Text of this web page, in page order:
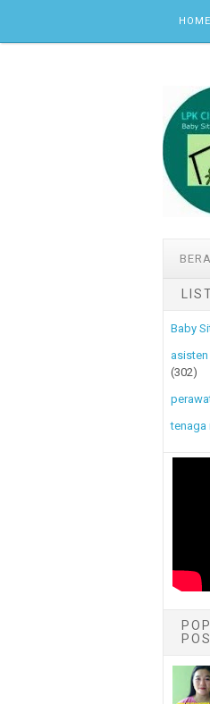
HOME
Baby
(302)
tenaga